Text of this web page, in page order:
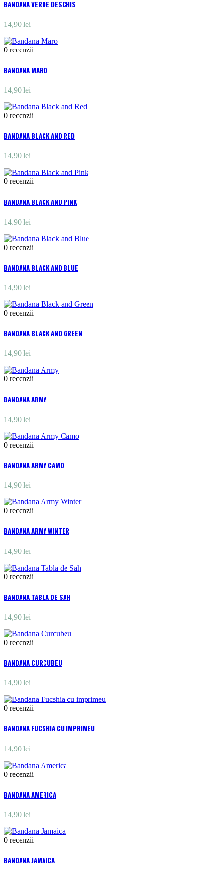
BANDANA VERDE DESCHIS
14,90 lei
0 recenzii
BANDANA MARO
14,90 lei
0 recenzii
BANDANA BLACK AND RED
14,90 lei
0 recenzii
BANDANA BLACK AND PINK
14,90 lei
0 recenzii
BANDANA BLACK AND BLUE
14,90 lei
0 recenzii
BANDANA BLACK AND GREEN
14,90 lei
0 recenzii
BANDANA ARMY
14,90 lei
0 recenzii
BANDANA ARMY CAMO
14,90 lei
0 recenzii
BANDANA ARMY WINTER
14,90 lei
0 recenzii
BANDANA TABLA DE SAH
14,90 lei
0 recenzii
BANDANA CURCUBEU
14,90 lei
0 recenzii
BANDANA FUCSHIA CU IMPRIMEU
14,90 lei
0 recenzii
BANDANA AMERICA
14,90 lei
0 recenzii
BANDANA JAMAICA